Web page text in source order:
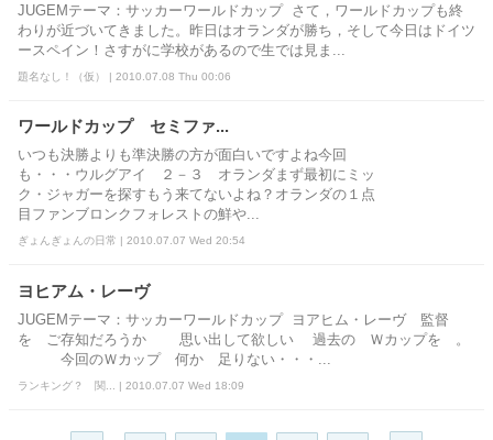
JUGEMテーマ：サッカーワールドカップ さて，ワールドカップも終
わりが近づいてきました。昨日はオランダが勝ち，そして今日はドイツ
ースペイン！さすがに学校があるので生では見ま...
題名なし！（仮） | 2010.07.08 Thu 00:06
ワールドカップ セミファ...
いつも決勝よりも準決勝の方が面白いですよね今回
も・・・ウルグアイ ２－３ オランダまず最初にミッ
ク・ジャガーを探すもう来てないよね？オランダの１点
目ファンブロンクフォレストの鮮や...
ぎょんぎょんの日常 | 2010.07.07 Wed 20:54
ヨヒアム・レーヴ
JUGEMテーマ：サッカーワールドカップ ヨアヒム・レーヴ 監督
を ご存知だろうか 思い出して欲しい 過去の Ｗカップを 。
今回のＷカップ 何か 足りない・・・...
ランキング？ 関... | 2010.07.07 Wed 18:09